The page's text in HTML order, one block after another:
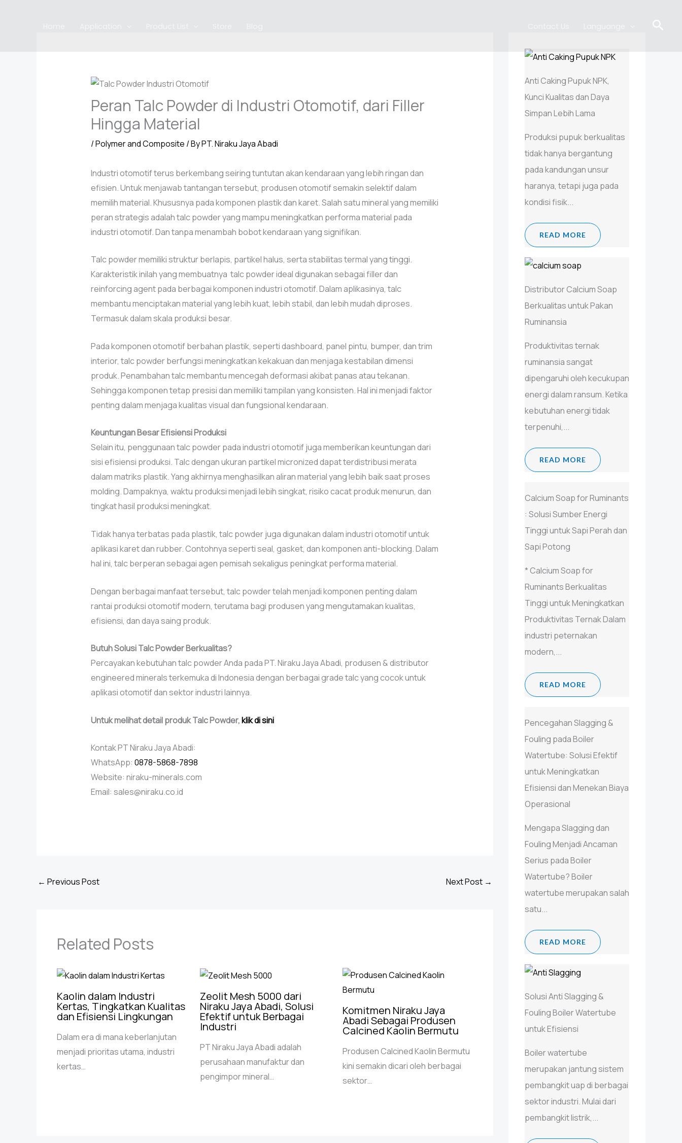
Peran Talc Powder di Industri Otomotif, dari Filler
Hingga Material
/Polymer and Composite / ByPT. Niraku Jaya Abadi
Industri otomotif terus berkembang seiring tuntutan akan kendaraan yang lebih ringan dan
efisien. Untuk menjawab tantangan tersebut, produsen otomotif semakin selektif dalam
memilih material. Khususnya pada komponen plastik dan karet. Salah satu mineral yang memiliki
peran strategis adalah talc powder yang mampu meningkatkan performa material pada
industri otomotif. Dan tanpa menambah bobot kendaraan yang signifikan.
Talc powder memiliki struktur berlapis, partikel halus, serta stabilitas termal yang tinggi.
Karakteristik inilah yang membuatnya talc powder ideal digunakan sebagai filler dan
reinforcing agent pada berbagai komponen industri otomotif. Dalam aplikasinya, talc
membantu menciptakan material yang lebih kuat, lebih stabil, dan lebih mudah diproses.
Termasuk dalam skala produksi besar.
Pada komponen otomotif berbahan plastik, seperti dashboard, panel pintu, bumper, dan trim
interior, talc powder berfungsi meningkatkan kekakuan dan menjaga kestabilan dimensi
produk. Penambahan talc membantu mencegah deformasi akibat panas atau tekanan.
Sehingga komponen tetap presisi dan memiliki tampilan yang konsisten. Hal ini menjadi faktor
penting dalam menjaga kualitas visual dan fungsional kendaraan.
Keuntungan Besar Efisiensi Produksi
Selain itu, penggunaan talc powder pada industri otomotif juga memberikan keuntungan dari
sisi efisiensi produksi. Talc dengan ukuran partikel micronized dapat terdistribusi merata
dalam matriks plastik. Yang akhirnya menghasilkan aliran material yang lebih baik saat proses
molding. Dampaknya, waktu produksi menjadi lebih singkat, risiko cacat produk menurun, dan
tingkat hasil produksi meningkat.
Tidak hanya terbatas pada plastik, talc powder juga digunakan dalam industri otomotif untuk
aplikasi karet dan rubber. Contohnya seperti seal, gasket, dan komponen anti-blocking. Dalam
hal ini, talc berperan sebagai agen pemisah sekaligus peningkat performa material.
Dengan berbagai manfaat tersebut, talc powder telah menjadi komponen penting dalam
rantai produksi otomotif modern, terutama bagi produsen yang mengutamakan kualitas,
efisiensi, dan daya saing produk.
Butuh Solusi Talc Powder Berkualitas?
Percayakan kebutuhan talc powder Anda pada PT. Niraku Jaya Abadi, produsen & distributor
engineered minerals terkemuka di Indonesia dengan berbagai grade talc yang cocok untuk
aplikasi otomotif dan sektor industri lainnya.
Untuk melihat detail produk Talc Powder,klik di sini
Kontak PT Niraku Jaya Abadi:
WhatsApp: 0878-5868-7898
Website: niraku-minerals.com
Email: sales@niraku.co.id
← Previous Post Next Post →
Related Posts
Kaolin dalam Industri
Kertas, Tingkatkan Kualitas
dan Efisiensi Lingkungan
Dalam era di mana keberlanjutan
menjadi prioritas utama, industri
kertas…
Zeolit Mesh 5000 dari
Niraku Jaya Abadi, Solusi
Efektif untuk Berbagai
Industri
PT Niraku Jaya Abadi adalah
perusahaan manufaktur dan
pengimpor mineral…
Komitmen Niraku Jaya
Abadi Sebagai Produsen
Calcined Kaolin Bermutu
Produsen Calcined Kaolin Bermutu
kini semakin dicari oleh berbagai
sektor…
Anti Caking Pupuk NPK,
Kunci Kualitas dan Daya
Simpan Lebih Lama
Produksi pupuk berkualitas
tidak hanya bergantung
pada kandungan unsur
haranya, tetapi juga pada
kondisi fisik...
READ MORE
Distributor Calcium Soap
Berkualitas untuk Pakan
Ruminansia
Produktivitas ternak
ruminansia sangat
dipengaruhi oleh kecukupan
energi dalam ransum. Ketika
kebutuhan energi tidak
terpenuhi,...
READ MORE
Calcium Soap for Ruminants
: Solusi Sumber Energi
Tinggi untuk Sapi Perah dan
Sapi Potong
* Calcium Soap for
Ruminants Berkualitas
Tinggi untuk Meningkatkan
Produktivitas Ternak Dalam
industri peternakan
modern,...
READ MORE
Pencegahan Slagging &
Fouling pada Boiler
Watertube: Solusi Efektif
untuk Meningkatkan
Efisiensi dan Menekan Biaya
Operasional
Mengapa Slagging dan
Fouling Menjadi Ancaman
Serius pada Boiler
Watertube? Boiler
watertube merupakan salah
satu...
READ MORE
Solusi Anti Slagging &
Fouling Boiler Watertube
untuk Efisiensi
Boiler watertube
merupakan jantung sistem
pembangkit uap di berbagai
sektor industri. Mulai dari
pembangkit listrik,...